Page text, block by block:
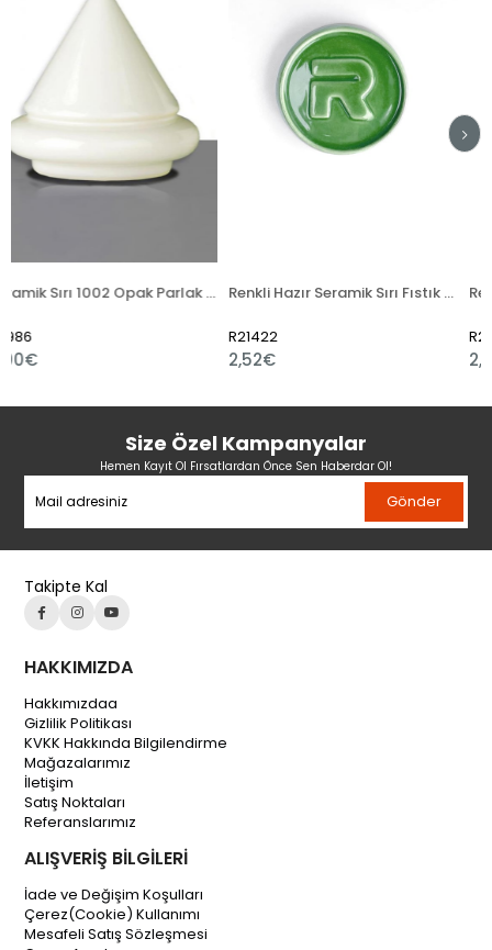
Seramik Sırı 1002 Opak Parlak Toz Renkli Hazır Seramik Sırı Fıstık Yeşili 521-5
Size Özel Kampanyalar
Hemen Kayıt Ol Fırsatlardan Önce Sen Haberdar Ol!
Gönder
Takipte Kal
HAKKIMIZDA
Hakkımızdaa
Gizlilik Politikası
KVKK Hakkında Bilgilendirme
Mağazalarımız
İletişim
Satış Noktaları
Referanslarımız
ALIŞVERİŞ BİLGİLERİ
İade ve Değişim Koşulları
Çerez(Cookie) Kullanımı
Mesafeli Satış Sözleşmesi